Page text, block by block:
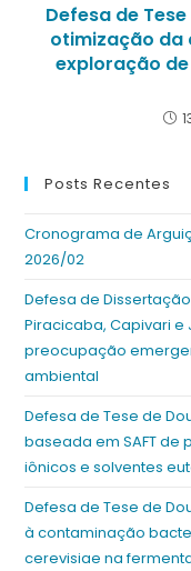
Defesa de
otimização da
exploração
Posts Recentes
Cronograma de
2026/02
Defesa de
Piracicaba, Capivari
preocupação
ambiental
Defesa de Tese de
baseada em SAFT
iônicos e solventes
Defesa de Tese de
à contaminação
cerevisiae na